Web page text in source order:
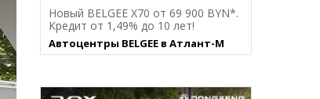
Новый BELGEE X70 от 69 900 BYN*.
Кредит от 1,49% до 10 лет!
Автоцентры BELGEE в Атлант-М